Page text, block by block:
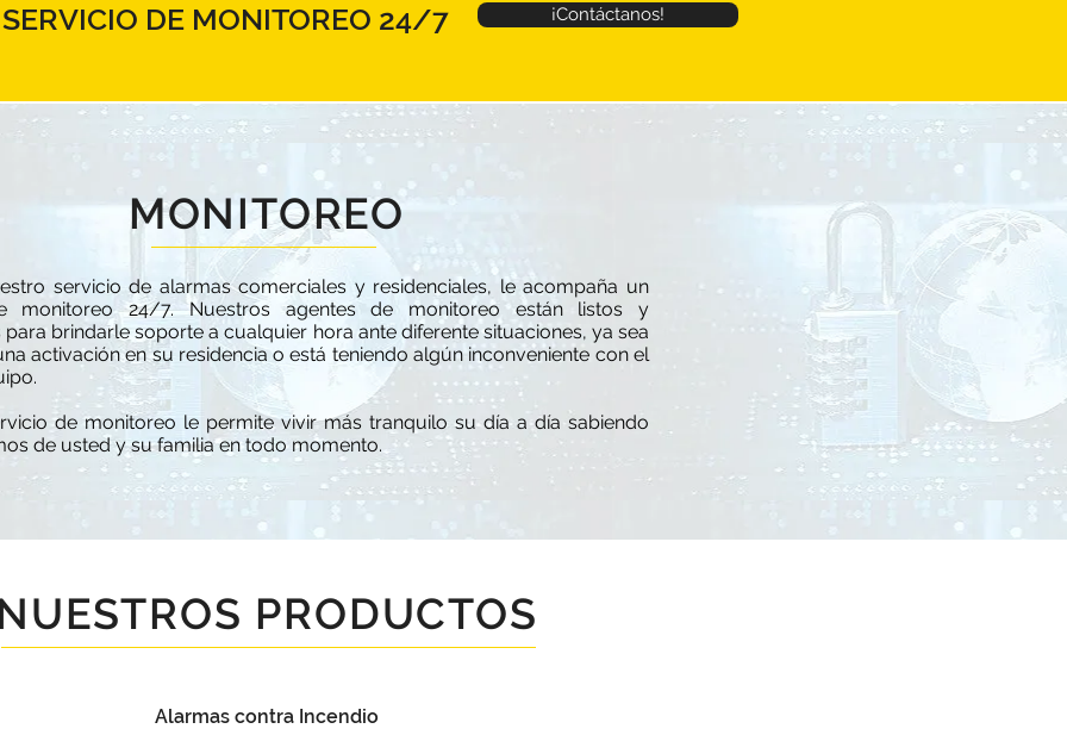
DE MONITOREO 24/7 ¡Contáctanos!
MONITOREO
servicio de alarmas comerciales y residenciales, le acompaña un
monitoreo 24/7. Nuestros agentes de monitoreo están listos y
brindarle soporte a cualquier hora ante diferente situaciones, ya sea
activación en su residencia o está teniendo algún inconveniente con el
de monitoreo le permite vivir más tranquilo su día a día sabiendo
de usted y su familia en todo momento.
PRODUCTOS
Alarmas contra Incendio